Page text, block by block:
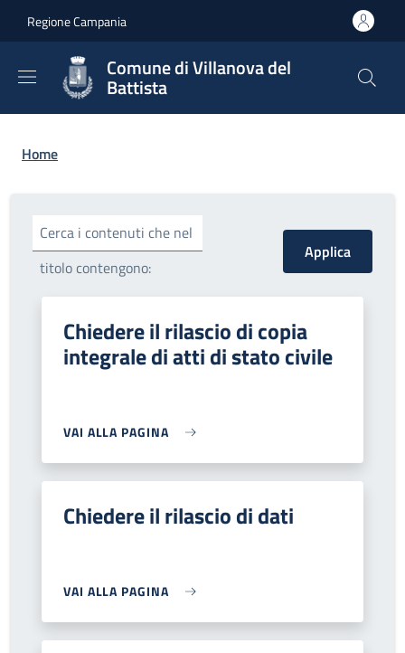
Regione Campania
Comune di Villanova del
Battista
Briciole di pane
Home
Cerca i contenuti che nel
titolo contengono:
Chiedere il rilascio di copia
integrale di atti di stato civile
VAI ALLA PAGINA
Chiedere il rilascio di dati
VAI ALLA PAGINA